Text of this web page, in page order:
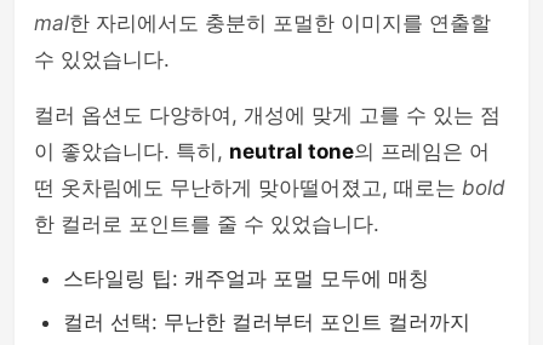
mal한 자리에서도 충분히 포멀한 이미지를 연출할
수 있었습니다.
컬러 옵션도 다양하여, 개성에 맞게 고를 수 있는 점
이 좋았습니다. 특히, neutral tone의 프레임은 어
떤 옷차림에도 무난하게 맞아떨어졌고, 때로는 bold
한 컬러로 포인트를 줄 수 있었습니다.
스타일링 팁: 캐주얼과 포멀 모두에 매칭
컬러 선택: 무난한 컬러부터 포인트 컬러까지